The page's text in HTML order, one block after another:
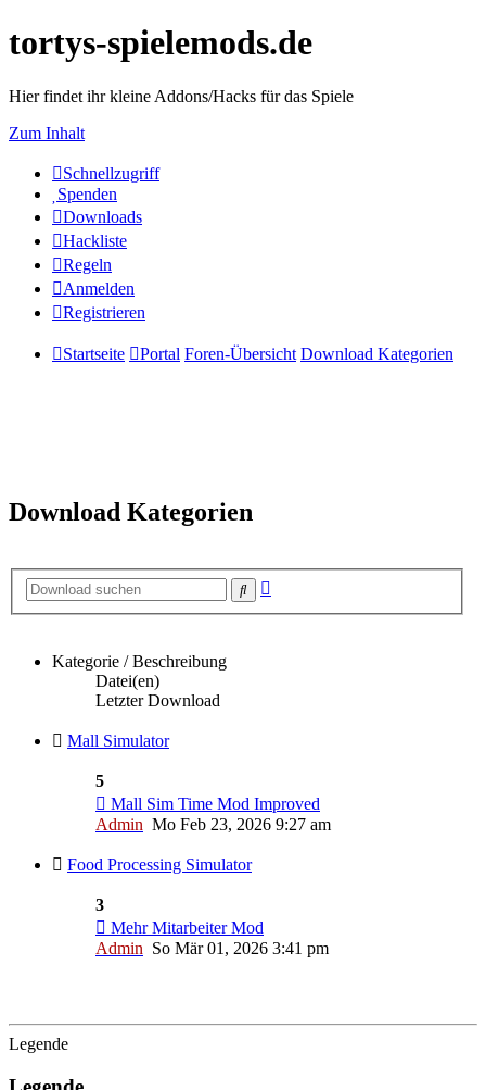
tortys-spielemods.de
Hier findet ihr kleine Addons/Hacks für das Spiele
Zum Inhalt
Schnellzugriff
Spenden
Downloads
Hackliste
Regeln
Anmelden
Registrieren
Startseite Portal Foren-Übersicht Download Kategorien
Download Kategorien
Suche
Kategorie / Beschreibung
Datei(en)
Letzter Download
Mall Simulator
5
Mall Sim Time Mod Improved
Admin Mo Feb 23, 2026 9:27 am
Food Processing Simulator
3
Mehr Mitarbeiter Mod
Admin So Mär 01, 2026 3:41 pm
Legende